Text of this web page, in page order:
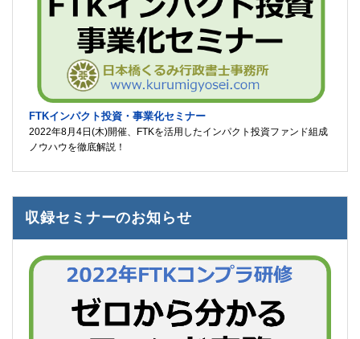
FTKインパクト投資・事業化セミナー
2022年8月4日(木)開催、FTKを活用したインパクト投資ファンド組成
ノウハウを徹底解説！
収録セミナーのお知らせ